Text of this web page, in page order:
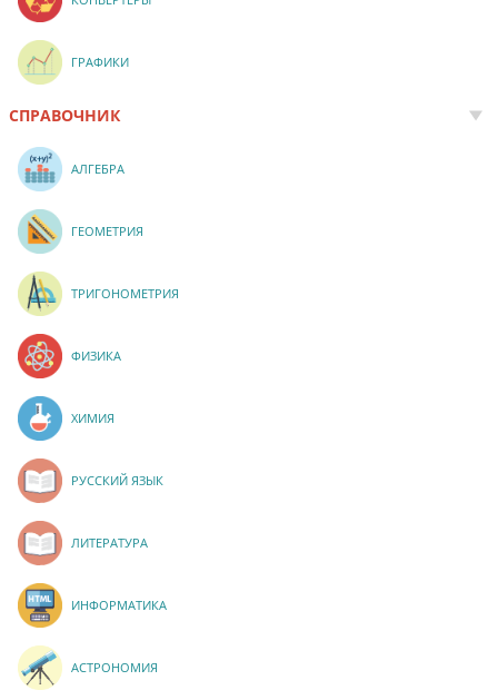
ГРАФИКИ
СПРАВОЧНИК
АЛГЕБРА
ГЕОМЕТРИЯ
ТРИГОНОМЕТРИЯ
ФИЗИКА
ХИМИЯ
РУССКИЙ ЯЗЫК
ЛИТЕРАТУРА
ИНФОРМАТИКА
АСТРОНОМИЯ